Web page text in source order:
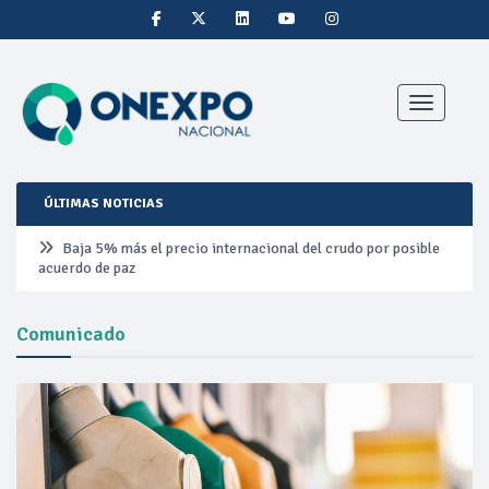
Toggle
ÚLTIMAS NOTICIAS
Baja 5% más el precio internacional del crudo por posible
acuerdo de paz
Aumentan 83% ventas de diésel Pemex: PetroIntelligence
Aumenta la producción de hidrocarburos de Pemex; aún
está lejos de la meta
Bajan precios del crudo 4% por la distensión política en
Medio Oriente
Comunicado